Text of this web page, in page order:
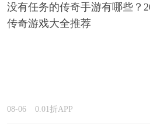
没有任务的传奇手游有哪些？
传奇游戏大全推荐
08-06 0.01折APP